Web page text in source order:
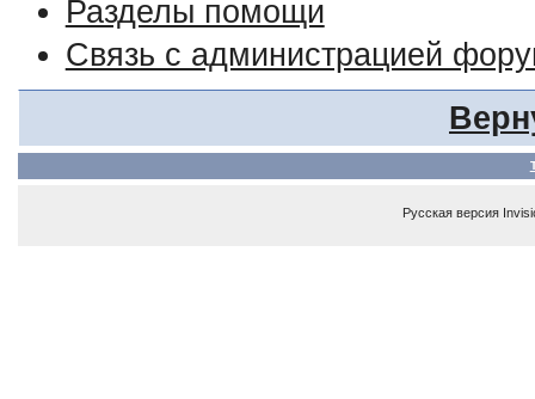
Разделы помощи
Связь с администрацией
Русская версия